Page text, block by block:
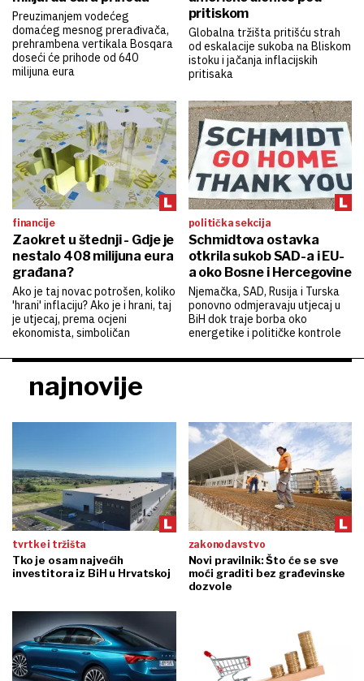
Preuzimanjem vodećeg
domaćeg mesnog prerađivača,
prehrambena vertikala Bosqara
doseći će prihode od 640
milijuna eura
pritiskom
Globalna tržišta pritišću strah
od eskalacije sukoba na Bliskom
istoku i jačanja inflacijskih
pritisaka
financije
Zaokret u štednji - Gdje je
nestalo 408 milijuna eura
građana?
Ako je taj novac potrošen, koliko
'hrani' inflaciju? Ako je i hrani, taj
je utjecaj, prema ocjeni
ekonomista, simboličan
politička sekcija
Schmidtova ostavka
otkrila sukob SAD-a i EU-
a oko Bosne i Hercegovine
Njemačka, SAD, Rusija i Turska
ponovno odmjeravaju utjecaj u
BiH dok traje borba oko
energetike i političke kontrole
najnovije
tvrtke i tržišta
Tko je osam najvećih
investitora iz BiH u Hrvatskoj
zakonodavstvo
Novi pravilnik: Što će se sve
moći graditi bez građevinske
dozvole